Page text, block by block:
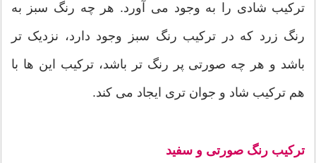
ترکیب شادی را به وجود می آورد. هر چه رنگ سبز به
رنگ زرد که در ترکیب رنگ سبز وجود دارد، نزدیک تر
باشد و هر چه صورتی پر رنگ تر باشد، ترکیب این ها با
هم ترکیب شاد و جوان تری ایجاد می کند.
ترکیب رنگ صورتی و سفید